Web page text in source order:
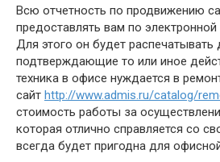
Всю отчетность по продвижению
предоставлять вам по
Для этого он будет распечатывать
подтверждающие то или иное
техника в офисе нуждается в
сайт http://www.admis.ru/catalog/
стоимость работы за
которая отлично справляется со
всегда будет пригодна для